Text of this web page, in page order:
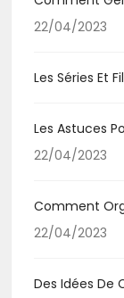
22/04/2023
Les Séries Et
Les Astuces
22/04/2023
Comment
22/04/2023
Des Idées De